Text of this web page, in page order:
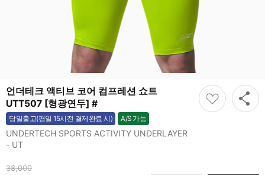
언더테크 액티브 코어 컴프레션 쇼트
UTT507 [형광연두] #
당일출고(평일 15시전 결제완료 시) A/S 가능
가능
UNDERTECH SPORTS ACTIVITY UNDERLAYER
- UT
38,000